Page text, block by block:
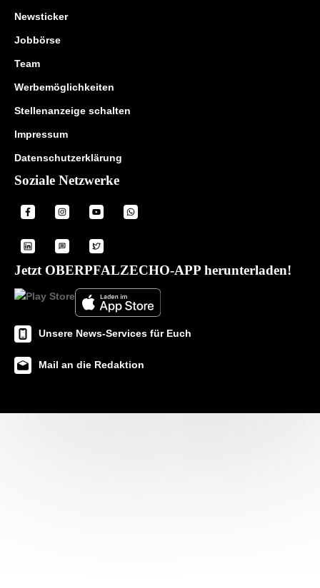
Newsticker
Jobbörse
Team
Werbemöglichkeiten
Stellenanzeige schalten
Impressum
Datenschutzerklärung
Soziale Netzwerke
Jetzt OBERPFALZECHO-APP herunterladen!
Unsere News-Services für Euch
Mail an die Redaktion